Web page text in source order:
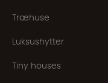
Træhuse
Luksushytter
Tiny houses